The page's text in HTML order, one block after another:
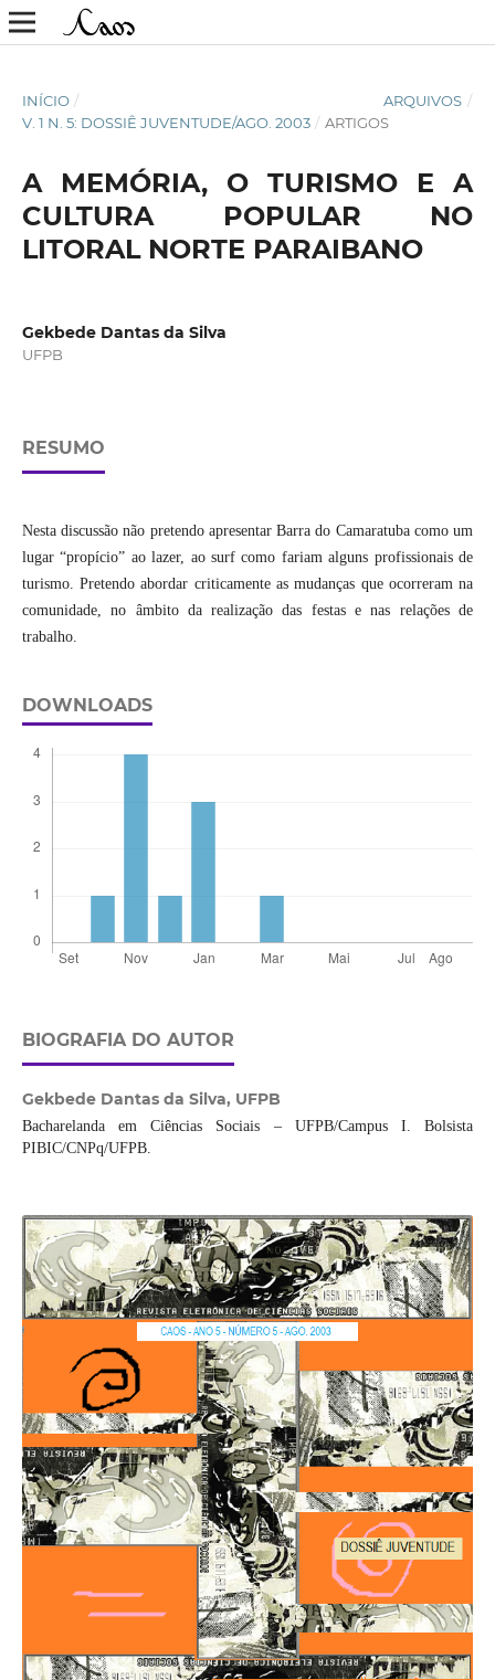
INÍCIO / ARQUIVOS /
V. 1 N. 5: DOSSIÊ JUVENTUDE/AGO. 2003 / ARTIGOS
A MEMÓRIA, O TURISMO E A
CULTURA POPULAR NO
LITORAL NORTE PARAIBANO
Gekbede Dantas da Silva
UFPB
RESUMO
Nesta discussão não pretendo apresentar Barra do Camaratuba como um
lugar “propício” ao lazer, ao surf como fariam alguns profissionais de
turismo. Pretendo abordar criticamente as mudanças que ocorreram na
comunidade, no âmbito da realização das festas e nas relações de
trabalho.
DOWNLOADS
BIOGRAFIA DO AUTOR
Gekbede Dantas da Silva, UFPB
Bacharelanda em Ciências Sociais – UFPB/Campus I. Bolsista
PIBIC/CNPq/UFPB.